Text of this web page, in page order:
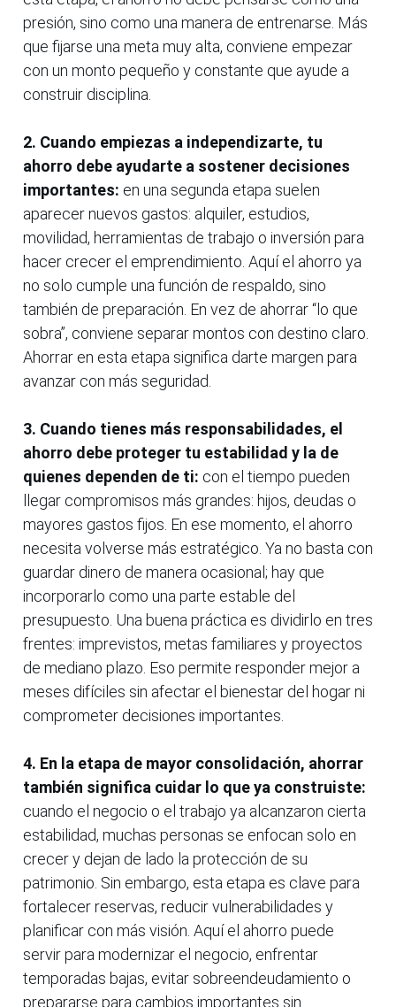
presión, sino como una manera de entrenarse. Más
que fijarse una meta muy alta, conviene empezar
con un monto pequeño y constante que ayude a
construir disciplina.
2. Cuando empiezas a independizarte, tu
ahorro debe ayudarte a sostener decisiones
importantes: en una segunda etapa suelen
aparecer nuevos gastos: alquiler, estudios,
movilidad, herramientas de trabajo o inversión para
hacer crecer el emprendimiento. Aquí el ahorro ya
no solo cumple una función de respaldo, sino
también de preparación. En vez de ahorrar “lo que
sobra”, conviene separar montos con destino claro.
Ahorrar en esta etapa significa darte margen para
avanzar con más seguridad.
3. Cuando tienes más responsabilidades, el
ahorro debe proteger tu estabilidad y la de
quienes dependen de ti: con el tiempo pueden
llegar compromisos más grandes: hijos, deudas o
mayores gastos fijos. En ese momento, el ahorro
necesita volverse más estratégico. Ya no basta con
guardar dinero de manera ocasional; hay que
incorporarlo como una parte estable del
presupuesto. Una buena práctica es dividirlo en tres
frentes: imprevistos, metas familiares y proyectos
de mediano plazo. Eso permite responder mejor a
meses difíciles sin afectar el bienestar del hogar ni
comprometer decisiones importantes.
4. En la etapa de mayor consolidación, ahorrar
también significa cuidar lo que ya construiste:
cuando el negocio o el trabajo ya alcanzaron cierta
estabilidad, muchas personas se enfocan solo en
crecer y dejan de lado la protección de su
patrimonio. Sin embargo, esta etapa es clave para
fortalecer reservas, reducir vulnerabilidades y
planificar con más visión. Aquí el ahorro puede
servir para modernizar el negocio, enfrentar
temporadas bajas, evitar sobreendeudamiento o
prepararse para cambios importantes sin